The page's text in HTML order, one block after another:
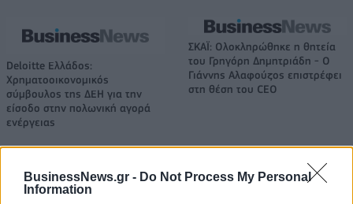
BusinessNews.gr - Do Not Process My Personal
Information
Deloitte Ελλάδος:
Χρηματοοικονομικός
σύμβουλος της ΔΕΗ για την
είσοδο στην πολωνική αγορά
ενέργειας
ΣΚΑΪ: Ολοκληρώθηκε η θητεία
του Γρηγόρη Δημητριάδη - Ο
Γιάννης Αλαφούζος επιστρέφει
στη θέση του CEO
Media: Με ενίσχυση 8 εκατ. ευρώ σε 451 επιχειρήσεις ξεκίνησε το
πρόγραμμα στήριξης- Κάλυψη εισφορών ΕΔΟΕΑΠ